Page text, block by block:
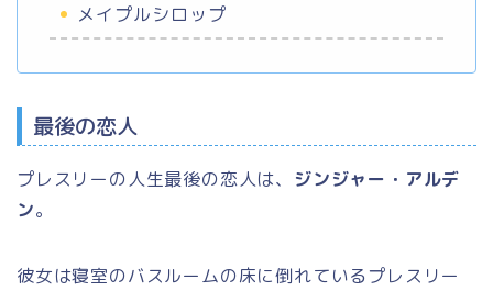
メイプルシロップ
最後の恋人
プレスリーの人生最後の恋人は、 ジンジャー・アルデ
ン。
彼女は寝室のバスルームの床に倒れているプレスリー